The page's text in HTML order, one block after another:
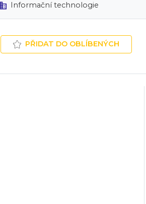
Informační technologie
PŘIDAT DO OBLÍBENÝCH